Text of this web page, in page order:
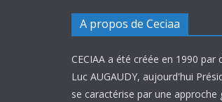
A propos de Ceciaa
CECIAA a été créée en 1990
Luc AUGAUDY, aujourd'hui
se caractérise par une